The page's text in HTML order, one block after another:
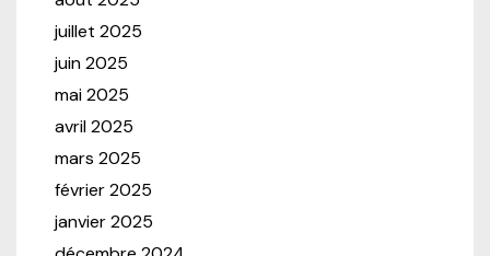
juillet 2025
juin 2025
mai 2025
avril 2025
mars 2025
février 2025
janvier 2025